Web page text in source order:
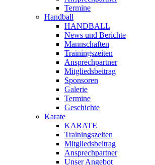
Termine
Handball
HANDBALL
News und Berichte
Mannschaften
Trainingszeiten
Ansprechpartner
Mitgliedsbeitrag
Sponsoren
Galerie
Termine
Geschichte
Karate
KARATE
Trainingszeiten
Mitgliedsbeitrag
Ansprechpartner
Unser Angebot